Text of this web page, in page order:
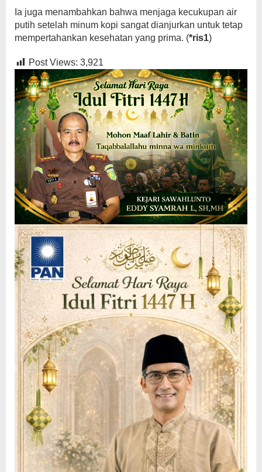
Ia juga menambahkan bahwa menjaga kecukupan air
putih setelah minum kopi sangat dianjurkan untuk tetap
mempertahankan kesehatan yang prima. (*ris1)
Post Views: 3,921